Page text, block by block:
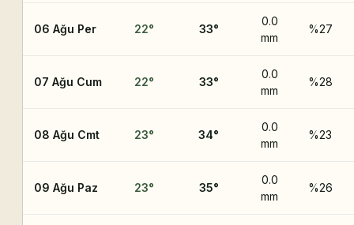
06 Ağu Per 22° 33°
0.0
mm
%27
07 Ağu Cum 22° 33°
0.0
mm
%28
08 Ağu Cmt 23° 34°
0.0
mm
%23
09 Ağu Paz 23° 35°
0.0
mm
%26